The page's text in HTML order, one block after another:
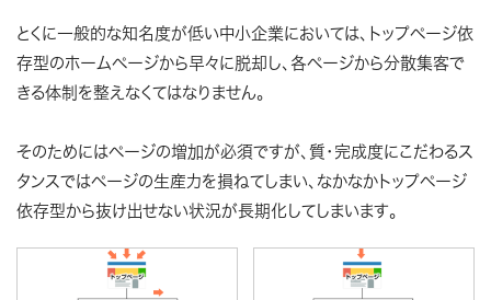
とくに一般的な知名度が低い中小企業においては、トップページ依
存型のホームページから早々に脱却し、各ページから分散集客で
きる体制を整えなくてはなりません。
そのためにはページの増加が必須ですが、質・完成度にこだわるス
タンスではページの生産力を損ねてしまい、なかなかトップページ
依存型から抜け出せない状況が長期化してしまいます。